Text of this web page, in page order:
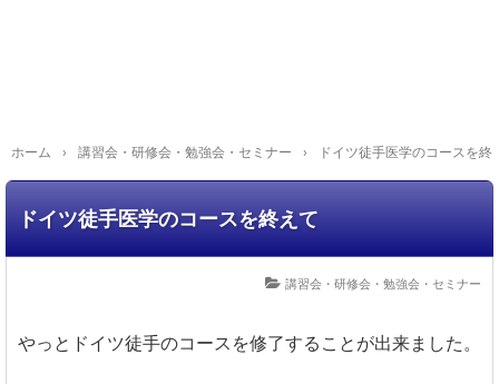
ホーム › 講習会・研修会・勉強会・セミナー › ドイツ徒手医学のコースを終
ドイツ徒手医学のコースを終えて
講習会・研修会・勉強会・セミナー
やっとドイツ徒手のコースを修了することが出来ました。